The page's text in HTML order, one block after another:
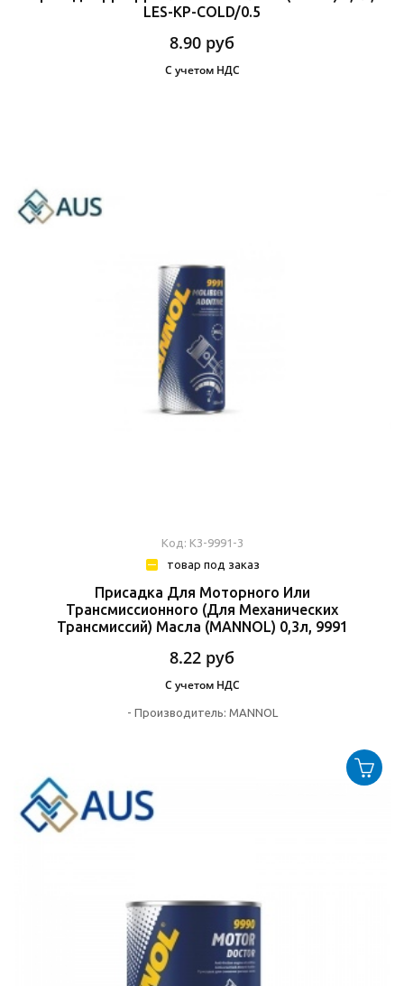
LES-KP-COLD/0.5
8.90 руб
С учетом НДС
Код: К3-9991-3
товар под заказ
Присадка Для Моторного Или
Трансмиссионного (для Механических
Трансмиссий) Масла (MANNOL) 0,3л, 9991
8.22 руб
С учетом НДС
- Производитель: MANNOL